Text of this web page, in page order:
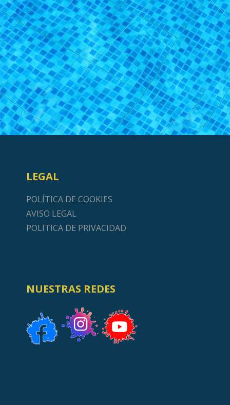
LEGAL
POLÍTICA DE COOKIES
AVISO LEGAL
POLITICA DE PRIVACIDAD
NUESTRAS REDES